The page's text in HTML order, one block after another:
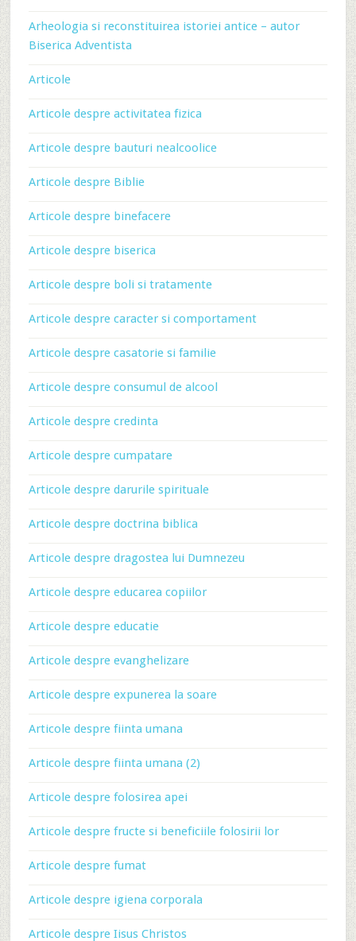
Arheologia si reconstituirea istoriei antice – autor
Biserica Adventista
Articole
Articole despre activitatea fizica
Articole despre bauturi nealcoolice
Articole despre Biblie
Articole despre binefacere
Articole despre biserica
Articole despre boli si tratamente
Articole despre caracter si comportament
Articole despre casatorie si familie
Articole despre consumul de alcool
Articole despre credinta
Articole despre cumpatare
Articole despre darurile spirituale
Articole despre doctrina biblica
Articole despre dragostea lui Dumnezeu
Articole despre educarea copiilor
Articole despre educatie
Articole despre evanghelizare
Articole despre expunerea la soare
Articole despre fiinta umana
Articole despre fiinta umana (2)
Articole despre folosirea apei
Articole despre fructe si beneficiile folosirii lor
Articole despre fumat
Articole despre igiena corporala
Articole despre Iisus Christos